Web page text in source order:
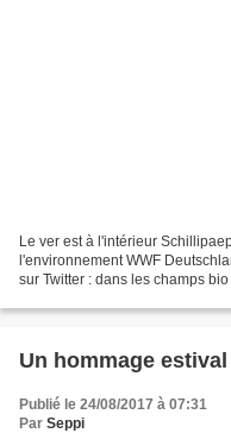
Le ver est à l'intérieur
l'environnement WWF
sur Twitter : dans les champs
Un hommage
Publié le 24/08/2017 à 07:31
Par Seppi